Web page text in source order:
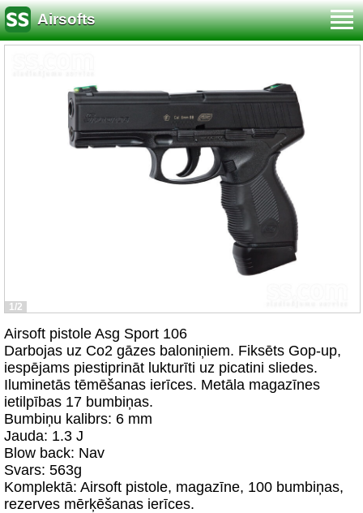
Airsofts
1/2
Airsoft pistole Asg Sport 106
Darbojas uz Co2 gāzes baloniņiem. Fiksēts Gop-up,
iespējams piestiprināt lukturīti uz picatini sliedes.
Iluminetās tēmēšanas ierīces. Metāla magazīnes
ietilpības 17 bumbiņas.
Bumbiņu kalibrs: 6 mm
Jauda: 1.3 J
Blow back: Nav
Svars: 563g
Komplektā: Airsoft pistole, magazīne, 100 bumbiņas,
rezerves mērķēšanas ierīces.